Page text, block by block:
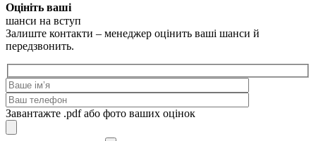
Оцініть ваші
шанси на вступ
Залиште контакти – менеджер оцінить ваші шанси й
передзвонить.
Завантажте .pdf або фото ваших оцінок